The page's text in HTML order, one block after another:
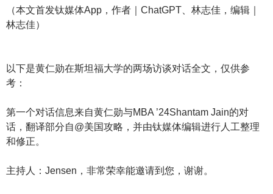
（本文首发钛媒体App，作者｜ChatGPT、林志佳，编辑｜
林志佳）
以下是黄仁勋在斯坦福大学的两场访谈对话全文，仅供参
考：
第一个对话信息来自黄仁勋与MBA ’24Shantam Jain的对
话，翻译部分自@美国攻略，并由钛媒体编辑进行人工整理
和修正。
主持人：Jensen，非常荣幸能邀请到您，谢谢。